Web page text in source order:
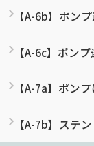
【A-6b】ポン
【A-6c】ポン
【A-7a】ポン
【A-7b】ステ